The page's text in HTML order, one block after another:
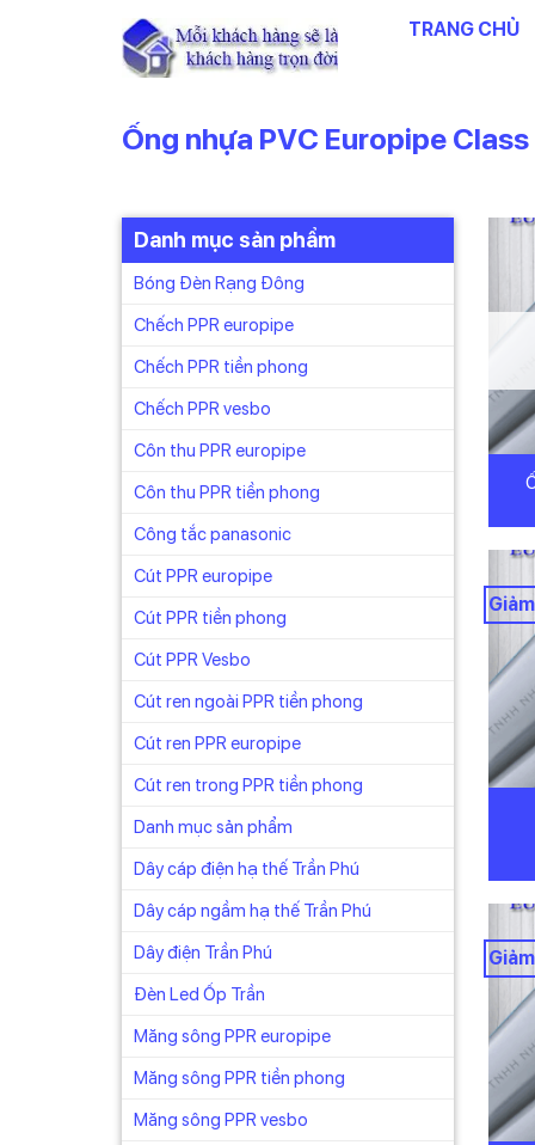
TRANG CHỦ
Ống nhựa PVC Europipe Class
Danh mục sản phẩm
Bóng Đèn Rạng Đông
Chếch PPR europipe
Chếch PPR tiền phong
Chếch PPR vesbo
Côn thu PPR europipe
Côn thu PPR tiền phong
Công tắc panasonic
Cút PPR europipe
Cút PPR tiền phong
Cút PPR Vesbo
Cút ren ngoài PPR tiền phong
Cút ren PPR europipe
Cút ren trong PPR tiền phong
Danh mục sản phẩm
Dây cáp điện hạ thế Trần Phú
Dây cáp ngầm hạ thế Trần Phú
Dây điện Trần Phú
Đèn Led Ốp Trần
Măng sông PPR europipe
Măng sông PPR tiền phong
Măng sông PPR vesbo